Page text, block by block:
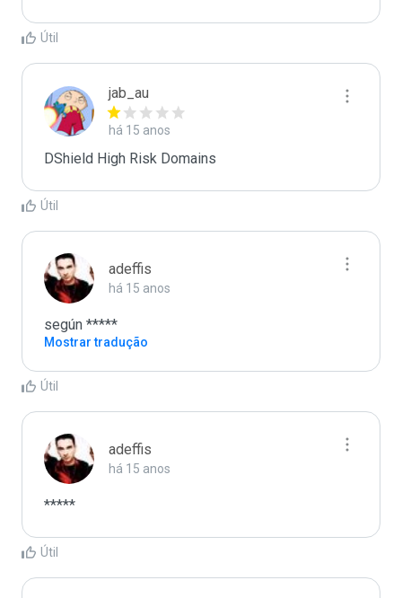
Útil
jab_au
há 15 anos
DShield High Risk Domains
Útil
adeffis
há 15 anos
según *****
Mostrar tradução
Útil
adeffis
há 15 anos
*****
Útil